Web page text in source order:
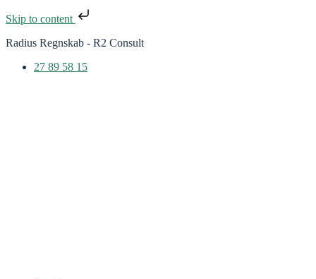
Skip to content
Radius Regnskab - R2 Consult
27 89 58 15